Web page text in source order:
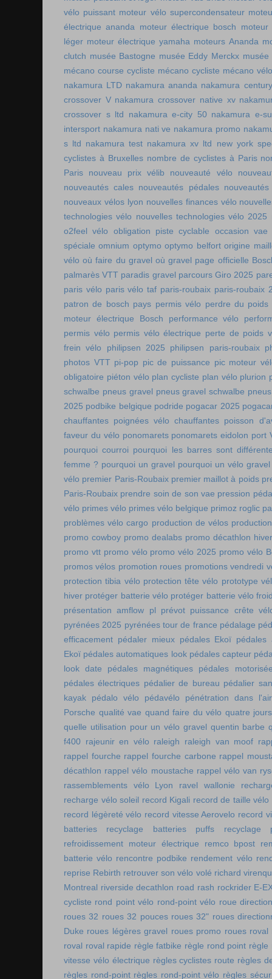
vélo puissant moteur vélo supercondensateur
électrique ananda
moteur électrique bosch
moteur
léger moteur électrique yamaha moteurs Ananda
clutch musée Bastogne musée Eddy Merckx
mécano course cycliste mécano cycliste mécano vélo
nakamura LTD nakamura ananda nakamura
crossover V nakamura crossover native xv
crossover s ltd
nakamura e-city 50 nakamura e-
intersport nakamura nati ve nakamura promo
s ltd nakamura test nakamura xv ltd
new york
cyclistes à Bruxelles nombre de cyclistes à Paris
Paris
nouveau prix vélib nouveauté vélo
nouveautés cales nouveautés pédales
nouveaux vélos lyon nouvelles finances vélo
technologies vélo nouvelles technologies vélo 2025
o2feel vélo
obligation piste cyclable
occasion vae
spéciale omnium optymo optymo belfort origine
vélo où faire du gravel où gravel page officielle
palmarès VTT paradis gravel parcours Giro 2025
paris vélo paris vélo taf paris-roubaix paris-roubaix
patron de bosch pays permis vélo perdre du poids
moteur électrique Bosch
performance vélo
permis vélo permis vélo électrique perte de poids
frein vélo
philipsen 2025 philipsen paris-roubaix
photos VTT pi-pop pic de puissance pic moteur
obligatoire piéton vélo plan cycliste plan vélo plurion
schwalbe pneus gravel pneus gravel schwalbe
2025 podbike belgique podride pogacar 2025
chauffantes poignées vélo chauffantes poisson
faveur du vélo ponomarets ponomarets eidolon port
pourquoi courroi pourquoi les barres sont
femme ? pourquoi un gravel pourquoi un vélo gravel
vélo premier Paris-Roubaix premier maillot à poids
Paris-Roubaix prendre soin de son vae pression
vélo primes vélo primes vélo belgique primoz roglic
problèmes vélo cargo production de vélos
promo cowboy promo dealabs promo décathlon hiver
promo vtt promo vélo promo vélo 2025 promo vélo
promos vélos promotion roues promotions vendredi
protection tibia vélo protection tête vélo prototype
hiver protéger batterie vélo protéger batterie vélo
présentation amflow pl
prévot puissance crête
pyrénées 2025 pyrénées tour de france pédalage
efficacement pédaler mieux pédales Ekoï pédales
Ekoï pédales automatiques look pédales capteur
look date
pédales magnétiques
pédales
pédales électriques pédalier de bureau pédalier
kayak
pédalo vélo pédavélo
pénétration dans l'air
Porsche qualité vae quand faire du vélo quatre
quelle utilisation pour un vélo gravel quentin barbe
f400 rajeunir en vélo raleigh raleigh van moof
rappel fourche rappel fourche carbone rappel
décathlon rappel vélo moustache rappel vélo van
rassemblements vélo Lyon
ravel wallonie
recharge vélo soleil record Kigali record de taille vélo
record légèreté vélo record vitesse Aerovelo record
batteries
recyclage batteries puffs
recyclage
refroidissement moteur électrique
remco bpost
batterie vélo rencontre podbike rendement vélo
reprise Rebirth retrouver son vélo volé richard
Montreal riverside decathlon road rash rockrider E-
cycliste rond point vélo rond-point vélo roue
roues 32 roues 32 pouces roues 32" roues
Duke roues légères gravel roues promo roues roval
roval roval rapide règle fatbike règle rond point règle
vitesse vélo électrique règles cyclistes route règles
règles rond-point règles rond-point vélo règles